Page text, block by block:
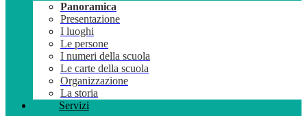
Panoramica
Presentazione
I luoghi
Le persone
I numeri della scuola
Le carte della scuola
Organizzazione
La storia
Servizi